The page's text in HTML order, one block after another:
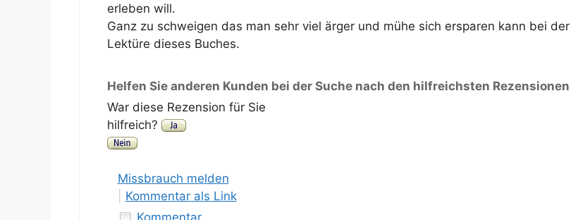
erleben will.
Ganz zu schweigen das man sehr viel ärger und mühe sich ersparen kann bei der
Lektüre dieses Buches.
Helfen Sie anderen Kunden bei der Suche nach den hilfreichsten Rezensionen
War diese Rezension für Sie
hilfreich?
Missbrauch melden
Kommentar als Link
Kommentar